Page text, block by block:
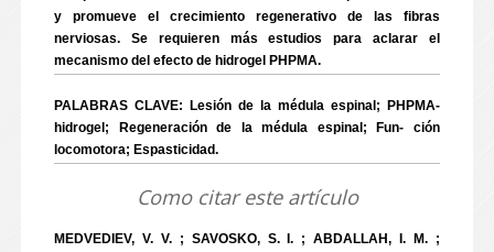
y promueve el crecimiento regenerativo de las fibras
nerviosas. Se requieren más estudios para aclarar el
mecanismo del efecto de hidrogel PHPMA.
PALABRAS CLAVE: Lesión de la médula espinal; PHPMA-
hidrogel; Regeneración de la médula espinal; Fun- ción
locomotora; Espasticidad.
Como citar este artículo
MEDVEDIEV, V. V. ; SAVOSKO, S. I. ; ABDALLAH, I. M. ;